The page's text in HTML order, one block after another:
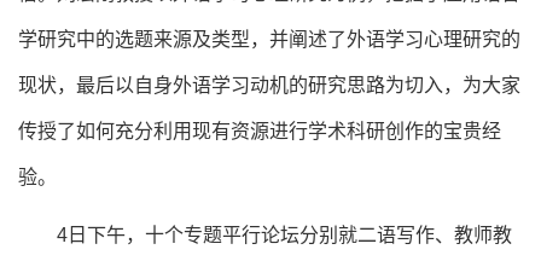
学研究中的选题来源及类型，并阐述了外语学习心理研究的
现状，最后以自身外语学习动机的研究思路为切入，为大家
传授了如何充分利用现有资源进行学术科研创作的宝贵经
验。
4日下午，十个专题平行论坛分别就二语写作、教师教